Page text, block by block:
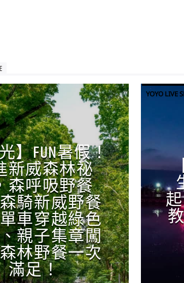
】FUN暑假！
新威森林祕
森呼吸野餐
騎新威野餐
車穿越綠色
親子集章闖
林野餐一次
滿足！
YOYO LIVE